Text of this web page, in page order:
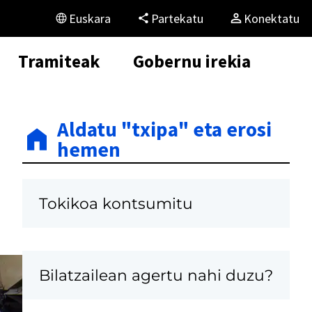
Euskara Partekatu Konektatu
Tramiteak Gobernu irekia
K
Aldatu "txipa" eta erosi
hemen
Tokikoa kontsumitu
Bilatzailean agertu nahi duzu?